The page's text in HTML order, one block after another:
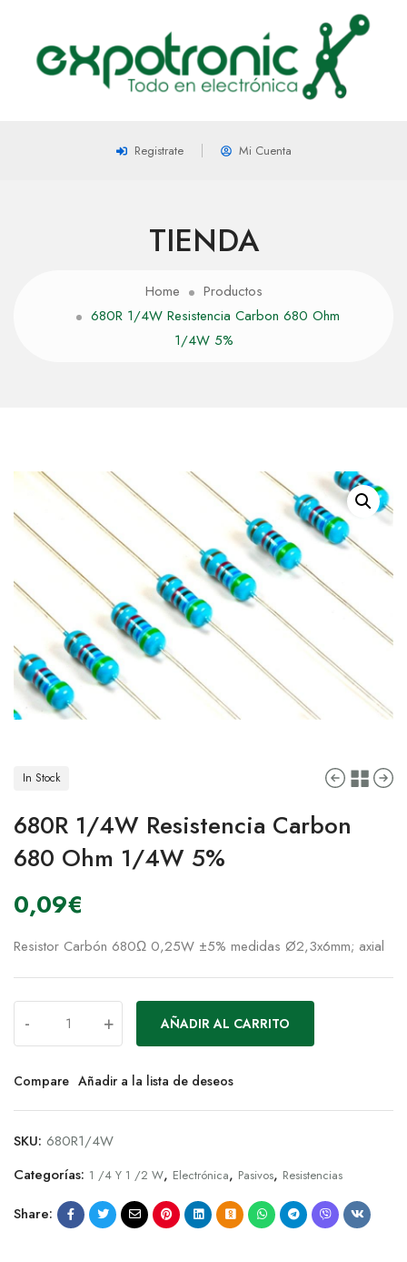
Registrate Mi Cuenta
TIENDA
Home
Productos
680R 1/4W Resistencia Carbon 680 Ohm
1/4W 5%
In Stock
680R 1/4W Resistencia Carbon
680 Ohm 1/4W 5%
0,09€
Resistor Carbón 680Ω 0,25W ±5% medidas Ø2,3x6mm; axial
- + AÑADIR AL CARRITO
Compare Añadir a la lista de deseos
SKU: 680R1/4W
Categorías: 1 /4 Y 1 /2 W, Electrónica, Pasivos, Resistencias
Share: